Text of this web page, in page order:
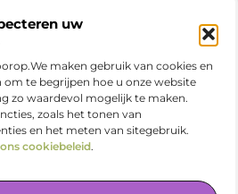
uw
maken gebruik van cookies en
te begrijpen hoe u onze website
zo waardevol mogelijk te maken.
zoals het tonen van
en het meten van sitegebruik.
ons cookiebeleid.